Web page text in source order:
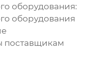
оборудования:
оборудования
поставщикам